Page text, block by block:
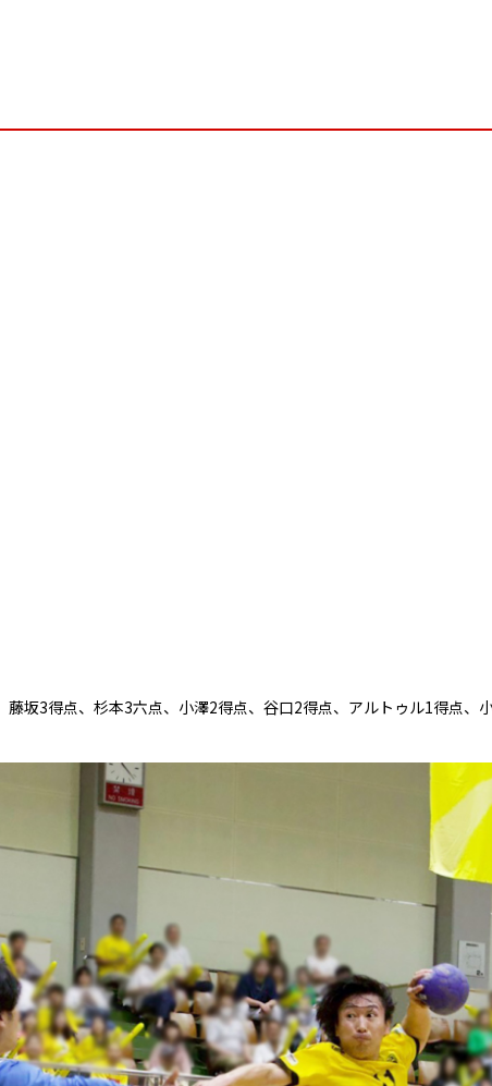
坂3得点、杉本3六点、小澤2得点、谷口2得点、アルトゥル1得点、